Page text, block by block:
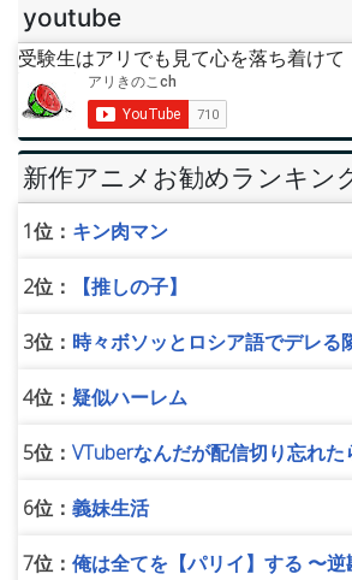
youtube
受験生はアリでも見て心を落ち着けて
新作アニメお勧めランキン
1位： キン肉マン
2位： 【推しの子】
3位： 時々ボソッとロシア語でデレる
4位： 疑似ハーレム
5位： VTuberなんだが配信切り忘れ
6位： 義妹生活
7位： 俺は全てを【パリイ】する 〜